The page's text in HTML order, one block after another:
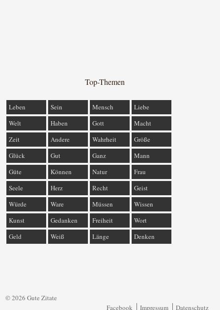
Top-Themen
Leben Sein Mensch
Liebe
Welt
Haben Gott
Macht
Zeit
Andere Wahrheit
Größe
Glück
Gut Ganz
Mann
Güte
Können Natur
Frau
Seele
Herz Recht
Geist
Würde
Ware Müssen
Wissen
Kunst
Gedanken Freiheit
Wort
Geld
Weiß Länge Denken
© 2026 Gute Zitate
Facebook
Impressum Datenschutz